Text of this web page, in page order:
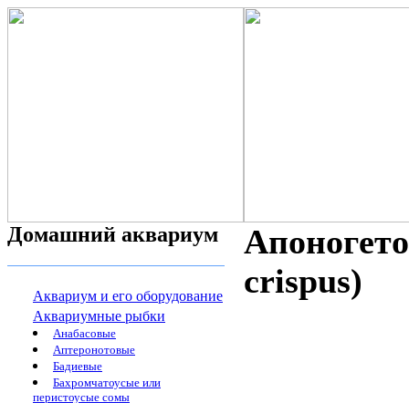
Домашний аквариум
Аквариум и его оборудование
Аквариумные рыбки
Анабасовые
Аптеронотовые
Бадиевые
Бахромчатоусые или
перистоусые сомы
crispus)